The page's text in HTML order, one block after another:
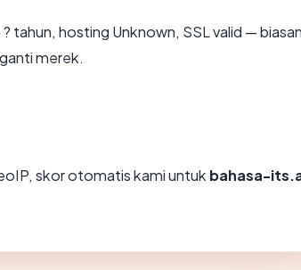
tahun, hosting Unknown, SSL valid —
merek.
skor otomatis kami untuk bahasa-